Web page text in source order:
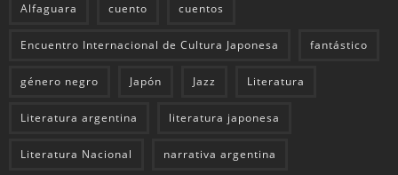
Alfaguara cuento cuentos
Encuentro Internacional de Cultura Japonesa fantástico
género negro Japón Jazz Literatura
Literatura argentina literatura japonesa
Literatura Nacional narrativa argentina